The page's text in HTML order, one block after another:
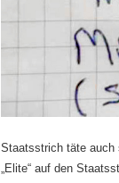
Staatsstrich täte auch
„Elite“ auf den